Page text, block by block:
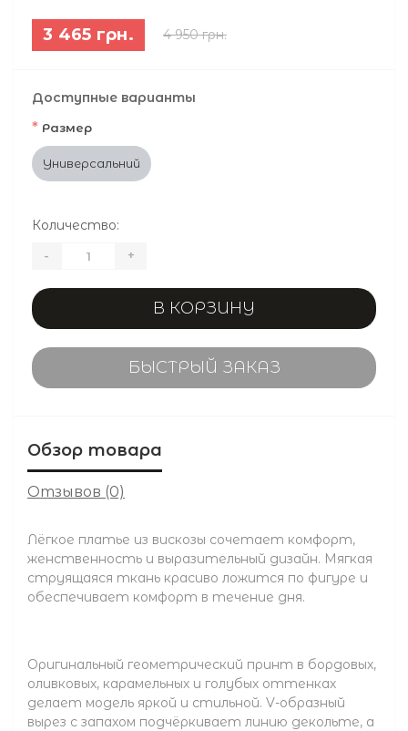
3 465 грн. 4 950 грн.
Доступные варианты
* Размер
Универсальний
Количество:
- +
В КОРЗИНУ
БЫСТРЫЙ ЗАКАЗ
Обзор товара
Отзывов (0)
Лёгкое платье из вискозы сочетает комфорт,
женственность и выразительный дизайн. Мягкая
струящаяся ткань красиво ложится по фигуре и
обеспечивает комфорт в течение дня.
Оригинальный геометрический принт в бордовых,
оливковых, карамельных и голубых оттенках
делает модель яркой и стильной. V-образный
вырез с запахом подчёркивает линию декольте, а